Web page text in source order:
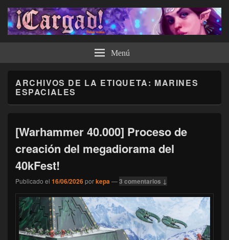
¡Cargad! Menú
ARCHIVOS DE LA ETIQUETA: MARINES
ESPACIALES
[Warhammer 40.000] Proceso de
creación del megadiorama del
40kFest!
Publicado el 16/06/2026porkepa—3 comentarios ↓